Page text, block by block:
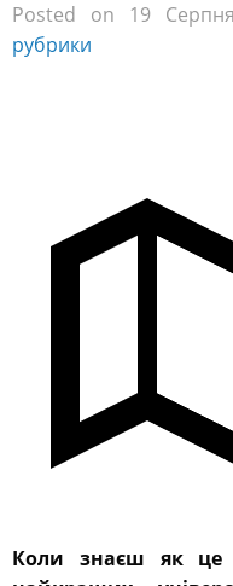
Posted on 19
рубрики
Коли знаєш як